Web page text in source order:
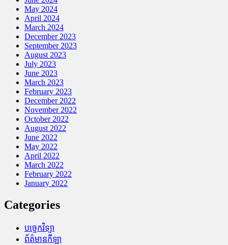
May 2024
April 2024
March 2024
December 2023
September 2023
August 2023
July 2023
June 2023
March 2023
February 2023
December 2022
November 2022
October 2022
August 2022
June 2022
May 2022
April 2022
March 2022
February 2022
January 2022
Categories
បច្ចេកវិទ្យា
ព័ត៌មានកីឡា